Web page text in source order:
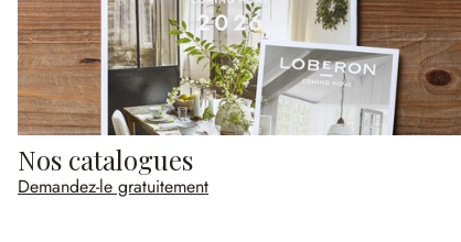
Nos catalogues
Demandez-le gratuitement